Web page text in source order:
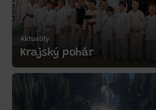
Aktuality
Krajský pohár
Zobrazit více